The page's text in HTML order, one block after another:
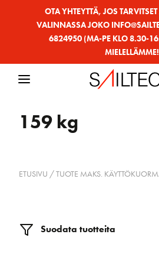
OTA YHTEYTTÄ, JOS
VALINNASSA JOKO
6824950 (MA-PE KLO 8.30-
MIELELLÄMME!
159 kg
ETUSIVU / TUOTE MAKS.
Suodata tuotteita